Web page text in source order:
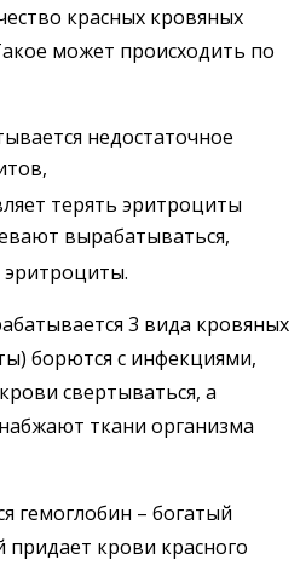
красных кровяных
может происходить по
недостаточное
терять эритроциты
вырабатываться,
3 вида кровяных
борются с инфекциями,
свертываться, а
ткани организма
гемоглобин – богатый
крови красного